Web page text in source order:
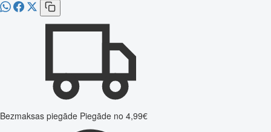
Bezmaksas piegāde Piegāde no 4,99€